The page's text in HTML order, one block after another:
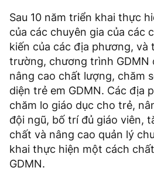
Sau 10 năm triển khai thực
của các chuyên gia của các
kiến của các địa phương, và
trường, chương trình GDMN
nâng cao chất lượng, chăm
diện trẻ em GDMN. Các địa
chăm lo giáo dục cho trẻ,
đội ngũ, bố trí đủ giáo viên,
chất và nâng cao quản lý
khai thực hiện một cách
GDMN.